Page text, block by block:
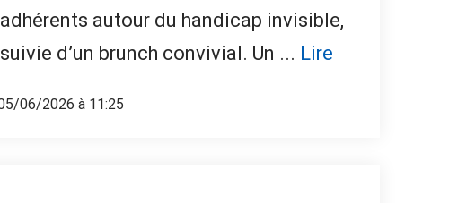
adhérents autour du handicap invisible,
suivie d’un brunch convivial. Un ... Lire
06/2026 à 11:25